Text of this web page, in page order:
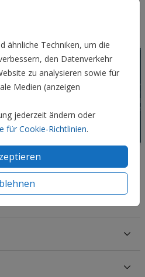
ähnliche Techniken, um die
den Datenverkehr
zu analysieren sowie für
Medien (anzeigen
jederzeit ändern oder
für Cookie-Richtlinien.